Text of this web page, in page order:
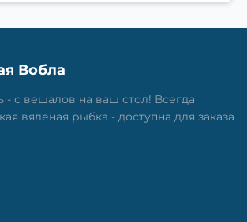
Вобла
- с вешалов на ваш стол! Всегда
вяленая рыбка - доступна для заказа